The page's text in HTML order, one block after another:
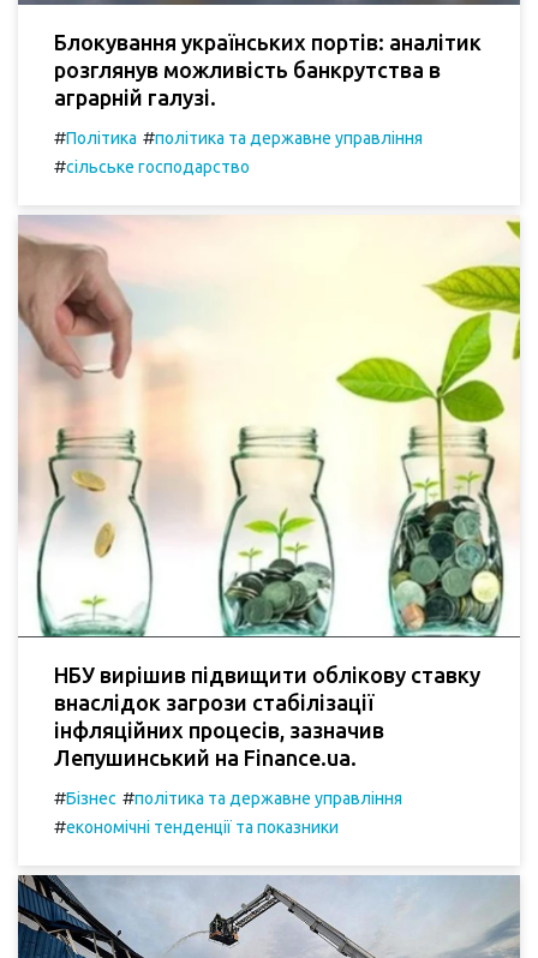
Блокування українських портів: аналітик
розглянув можливість банкрутства в
аграрній галузі.
#Політика #політика та державне управління
#сільське господарство
НБУ вирішив підвищити облікову ставку
внаслідок загрози стабілізації
інфляційних процесів, зазначив
Лепушинський на Finance.ua.
#Бізнес #політика та державне управління
#економічні тенденції та показники